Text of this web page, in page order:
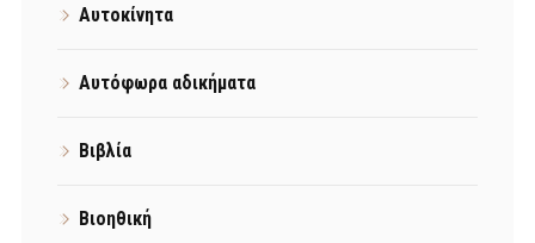
Αυτοκίνητα
Αυτόφωρα αδικήματα
Βιβλία
Βιοηθική